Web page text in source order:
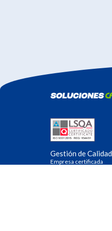
Gestión de Calidad
Empresa certificada